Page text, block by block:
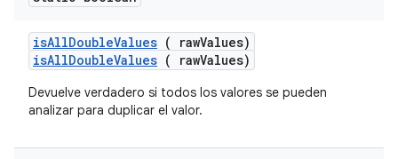
isAllDoubleValues ( rawValues)
isAllDoubleValues ( rawValues)
Devuelve verdadero si todos los valores se pueden
analizar para duplicar el valor.